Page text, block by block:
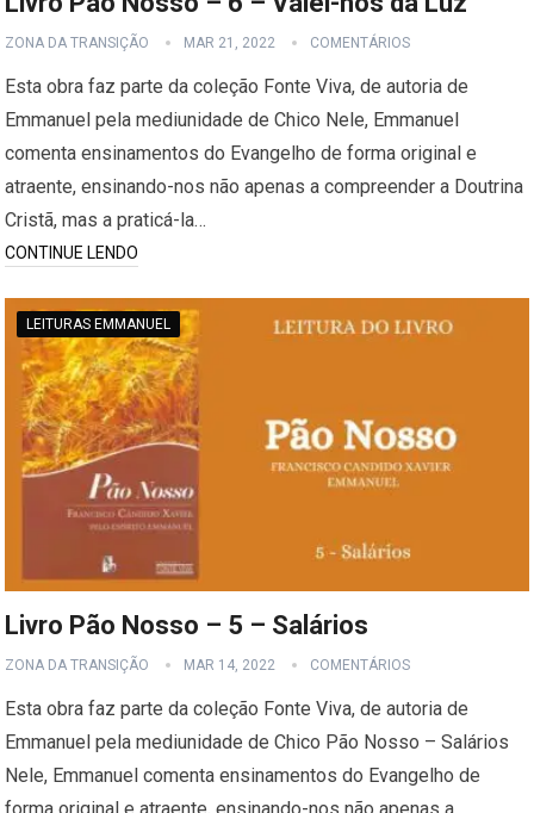
ZONA DA TRANSIÇÃO MAR 21, 2022 COMENTÁRIOS
Esta obra faz parte da coleção Fonte Viva, de autoria de
Emmanuel pela mediunidade de Chico Nele, Emmanuel
comenta ensinamentos do Evangelho de forma original e
atraente, ensinando-nos não apenas a compreender a Doutrina
Cristã, mas a praticá-la…
CONTINUE LENDO
LEITURAS EMMANUEL
Livro Pão Nosso – 5 – Salários
ZONA DA TRANSIÇÃO MAR 14, 2022 COMENTÁRIOS
Esta obra faz parte da coleção Fonte Viva, de autoria de
Emmanuel pela mediunidade de Chico Pão Nosso – Salários
Nele, Emmanuel comenta ensinamentos do Evangelho de
forma original e atraente, ensinando-nos não apenas a